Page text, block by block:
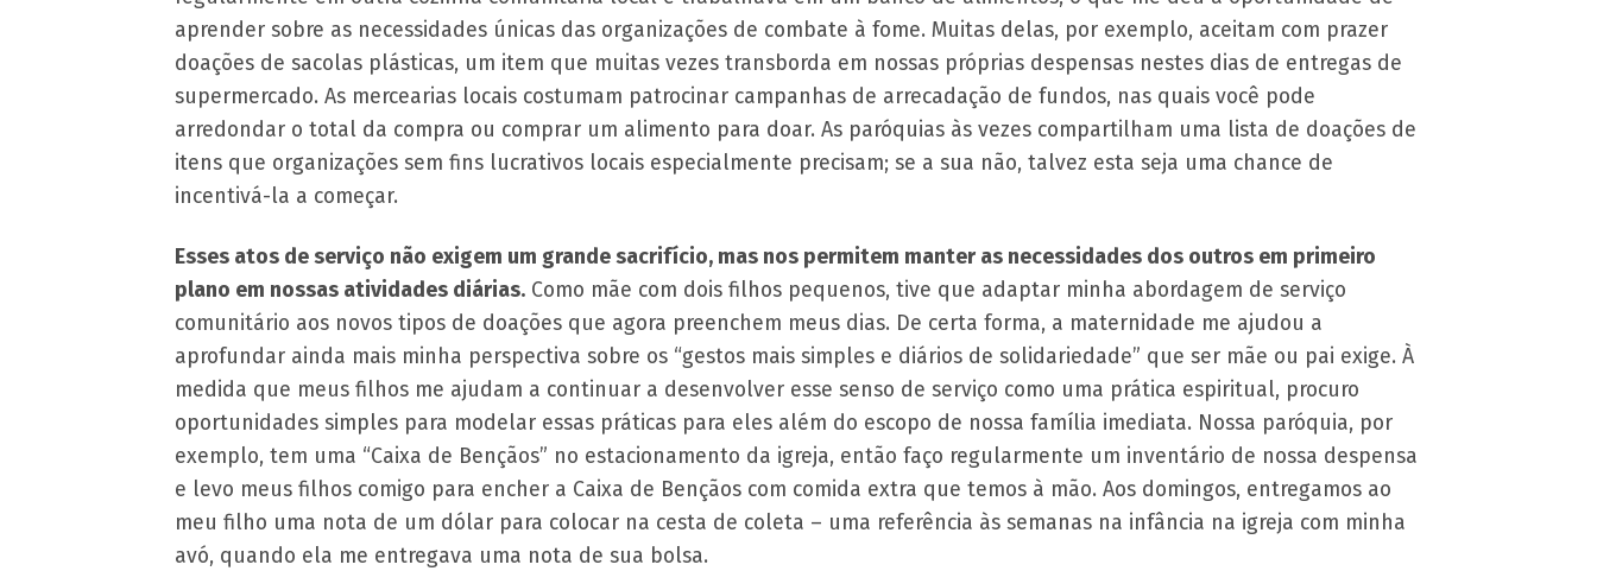
aprender sobre as necessidades únicas das organizações de combate à fome. Muitas delas, por exemplo, aceitam com prazer
doações de sacolas plásticas, um item que muitas vezes transborda em nossas próprias despensas nestes dias de entregas de
supermercado. As mercearias locais costumam patrocinar campanhas de arrecadação de fundos, nas quais você pode
arredondar o total da compra ou comprar um alimento para doar. As paróquias às vezes compartilham uma lista de doações de
itens que organizações sem fins lucrativos locais especialmente precisam; se a sua não, talvez esta seja uma chance de
incentivá-la a começar.
Esses atos de serviço não exigem um grande sacrifício, mas nos permitem manter as necessidades dos outros em primeiro
plano em nossas atividades diárias. Como mãe com dois filhos pequenos, tive que adaptar minha abordagem de serviço
comunitário aos novos tipos de doações que agora preenchem meus dias. De certa forma, a maternidade me ajudou a
aprofundar ainda mais minha perspectiva sobre os “gestos mais simples e diários de solidariedade” que ser mãe ou pai exige. À
medida que meus filhos me ajudam a continuar a desenvolver esse senso de serviço como uma prática espiritual, procuro
oportunidades simples para modelar essas práticas para eles além do escopo de nossa família imediata. Nossa paróquia, por
exemplo, tem uma “Caixa de Bençãos” no estacionamento da igreja, então faço regularmente um inventário de nossa despensa
e levo meus filhos comigo para encher a Caixa de Bençãos com comida extra que temos à mão. Aos domingos, entregamos ao
meu filho uma nota de um dólar para colocar na cesta de coleta – uma referência às semanas na infância na igreja com minha
avó, quando ela me entregava uma nota de sua bolsa.